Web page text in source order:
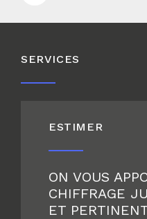
SERVICES
ESTIMER
ON VOUS
CHIFFRAGE
ET